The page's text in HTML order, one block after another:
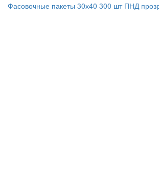
Фасовочные пакеты 30х40 300 шт ПНД